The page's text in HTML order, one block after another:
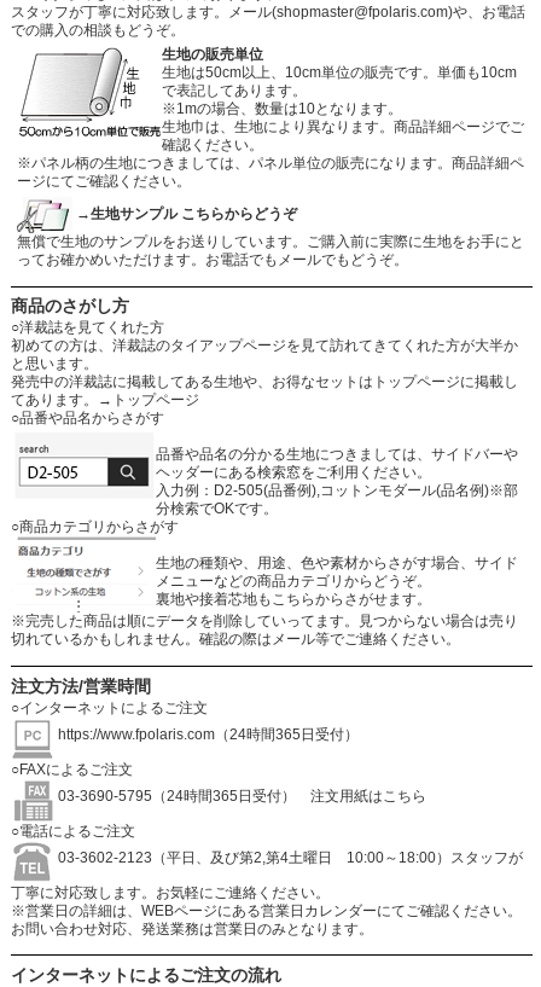
スタッフが丁寧に対応致します。メール(shopmaster@fpolaris.com)や、お電話
での購入の相談もどうぞ。
生地の販売単位
生地は50cm以上、10cm単位の販売です。単価も10cm
で表記してあります。
※1mの場合、数量は10となります。
生地巾は、生地により異なります。商品詳細ページでご
確認ください。
※パネル柄の生地につきましては、パネル単位の販売になります。商品詳細ペ
ージにてご確認ください。
→生地サンプル こちらからどうぞ
無償で生地のサンプルをお送りしています。ご購入前に実際に生地をお手にと
ってお確かめいただけます。お電話でもメールでもどうぞ。
商品のさがし方
○洋裁誌を見てくれた方
初めての方は、洋裁誌のタイアップページを見て訪れてきてくれた方が大半か
と思います。
発売中の洋裁誌に掲載してある生地や、お得なセットはトップページに掲載し
てあります。
→トップページ
○品番や品名からさがす
品番や品名の分かる生地につきましては、サイドバーや
ヘッダーにある検索窓をご利用ください。
入力例：D2-505(品番例),コットンモダール(品名例)※部
分検索でOKです。
○商品カテゴリからさがす
生地の種類や、用途、色や素材からさがす場合、サイド
メニューなどの商品カテゴリからどうぞ。
裏地や接着芯地もこちらからさがせます。
※完売した商品は順にデータを削除していってます。見つからない場合は売り
切れているかもしれません。確認の際はメール等でご連絡ください。
注文方法/営業時間
○インターネットによるご注文
https://www.fpolaris.com（24時間365日受付）
○FAXによるご注文
03-3690-5795（24時間365日受付）
注文用紙はこちら
○電話によるご注文
03-3602-2123（平日、及び第2,第4土曜日 10:00～18:00）スタッフが
丁寧に対応致します。お気軽にご連絡ください。
※営業日の詳細は、WEBページにある営業日カレンダーにてご確認ください。
お問い合わせ対応、発送業務は営業日のみとなります。
インターネットによるご注文の流れ